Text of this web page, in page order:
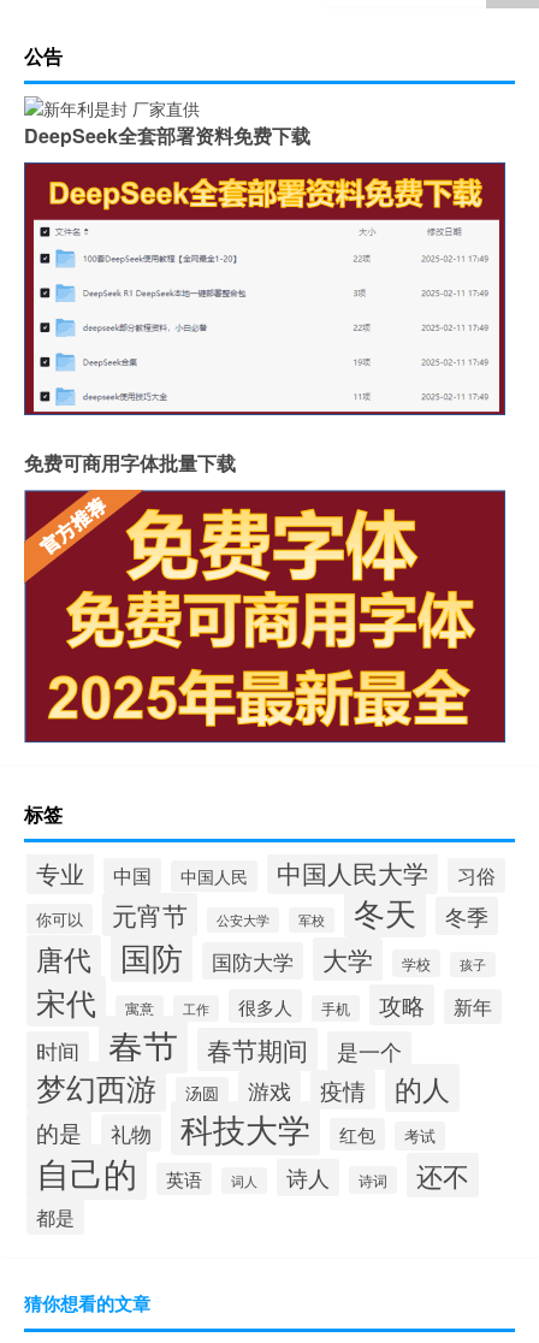
公告
DeepSeek全套部署资料免费下载
免费可商用字体批量下载
标签
专业 中国 中国人民 中国人民大学 习俗
你可以 元宵节 公安大学 军校 冬天 冬季
唐代 国防 国防大学 大学 学校 孩子
宋代 寓意 工作 很多人 手机 攻略 新年
时间 春节 春节期间 是一个
梦幻西游 汤圆 游戏 疫情 的人
的是 礼物 科技大学 红包 考试
自己的 英语 词人 诗人 诗词 还不
都是
猜你想看的文章